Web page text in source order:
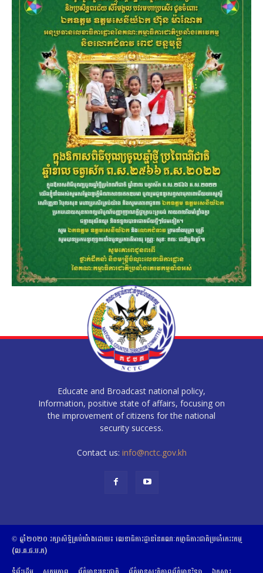
Educate and Broadcast national policy,
Information, positive state of affairs, focusing on
the improvement of citizens for the national
security success.
Contact us: info@nctc.gov.kh
© ឆ្នាំ២០២០​ ​រក្សាសិទ្ធិ​គ្រប់យ៉ាង​ដោយ​៖​ ​លេខាធិការដ្ឋាននៃគណៈកម្មាធិការជាតិប្រចាំភេរវកម្ម
(ល.គ.ជ.ប.ភ)